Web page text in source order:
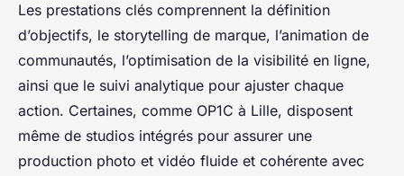
Les prestations clés comprennent la définition
d’objectifs, le storytelling de marque, l’animation de
communautés, l’optimisation de la visibilité en ligne,
ainsi que le suivi analytique pour ajuster chaque
action. Certaines, comme OP1C à Lille, disposent
même de studios intégrés pour assurer une
production photo et vidéo fluide et cohérente avec